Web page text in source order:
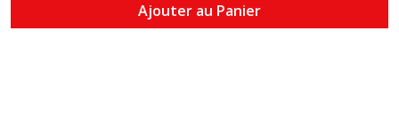
Ajouter au Panier